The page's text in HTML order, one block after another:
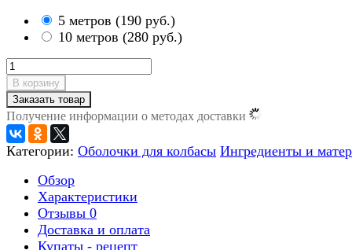
5 метров (190 руб.)
10 метров (280 руб.)
В корзину
Заказать товар
Получение информации о методах доставки
Категории: Оболочки для колбасы Ингредиенты и
Обзор
Характеристики
Отзывы 0
Доставка и оплата
Купаты - рецепт